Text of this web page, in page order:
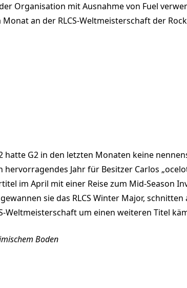
Organisation mit Ausnahme von Fuel
an der RLCS-Weltmeisterschaft der
hatte G2 in den letzten Monaten keine
Jahr für Besitzer Carlos
im April mit einer Reise zum Mid-Season
sie das RLCS Winter Major, schnitten
Weltmeisterschaft um einen weiteren Titel
Boden